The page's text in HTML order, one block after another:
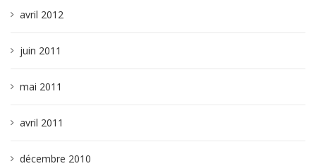
avril 2012
juin 2011
mai 2011
avril 2011
décembre 2010